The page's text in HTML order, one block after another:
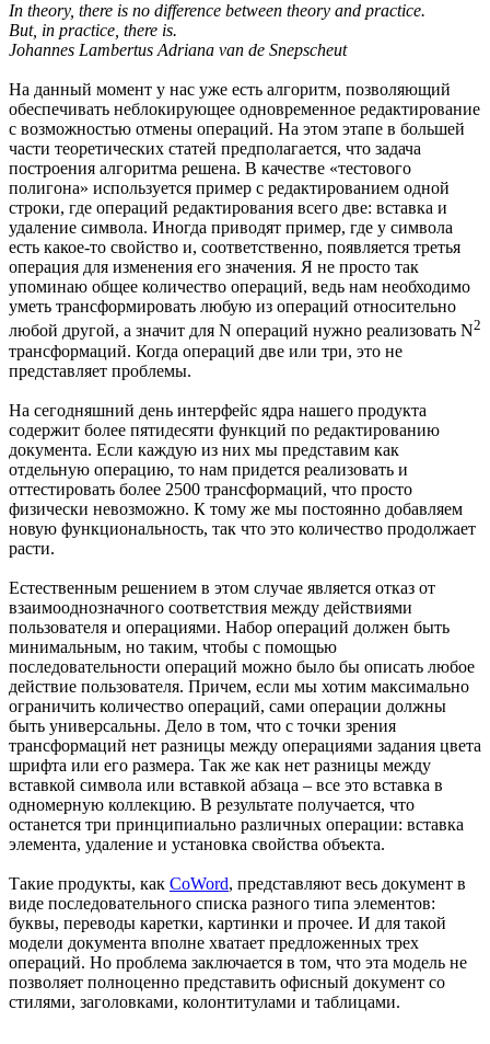
In theory, there is no difference between theory and practice.
But, in practice, there is.
Johannes Lambertus Adriana van de Snepscheut
На данный момент у нас уже есть алгоритм, позволяющий
обеспечивать неблокирующее одновременное редактирование
с возможностью отмены операций. На этом этапе в большей
части теоретических статей предполагается, что задача
построения алгоритма решена. В качестве «тестового
полигона» используется пример с редактированием одной
строки, где операций редактирования всего две: вставка и
удаление символа. Иногда приводят пример, где у символа
есть какое-то свойство и, соответственно, появляется третья
операция для изменения его значения. Я не просто так
упоминаю общее количество операций, ведь нам необходимо
уметь трансформировать любую из операций относительно
любой другой, а значит для N операций нужно реализовать N2
трансформаций. Когда операций две или три, это не
представляет проблемы.
На сегодняшний день интерфейс ядра нашего продукта
содержит более пятидесяти функций по редактированию
документа. Если каждую из них мы представим как
отдельную операцию, то нам придется реализовать и
оттестировать более 2500 трансформаций, что просто
физически невозможно. К тому же мы постоянно добавляем
новую функциональность, так что это количество продолжает
расти.
Естественным решением в этом случае является отказ от
взаимооднозначного соответствия между действиями
пользователя и операциями. Набор операций должен быть
минимальным, но таким, чтобы с помощью
последовательности операций можно было бы описать любое
действие пользователя. Причем, если мы хотим максимально
ограничить количество операций, сами операции должны
быть универсальны. Дело в том, что с точки зрения
трансформаций нет разницы между операциями задания цвета
шрифта или его размера. Так же как нет разницы между
вставкой символа или вставкой абзаца – все это вставка в
одномерную коллекцию. В результате получается, что
останется три принципиально различных операции: вставка
элемента, удаление и установка свойства объекта.
Такие продукты, как CoWord, представляют весь документ в
виде последовательного списка разного типа элементов:
буквы, переводы каретки, картинки и прочее. И для такой
модели документа вполне хватает предложенных трех
операций. Но проблема заключается в том, что эта модель не
позволяет полноценно представить офисный документ cо
стилями, заголовками, колонтитулами и таблицами.